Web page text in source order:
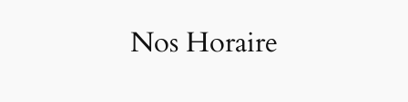
Nos Horaire